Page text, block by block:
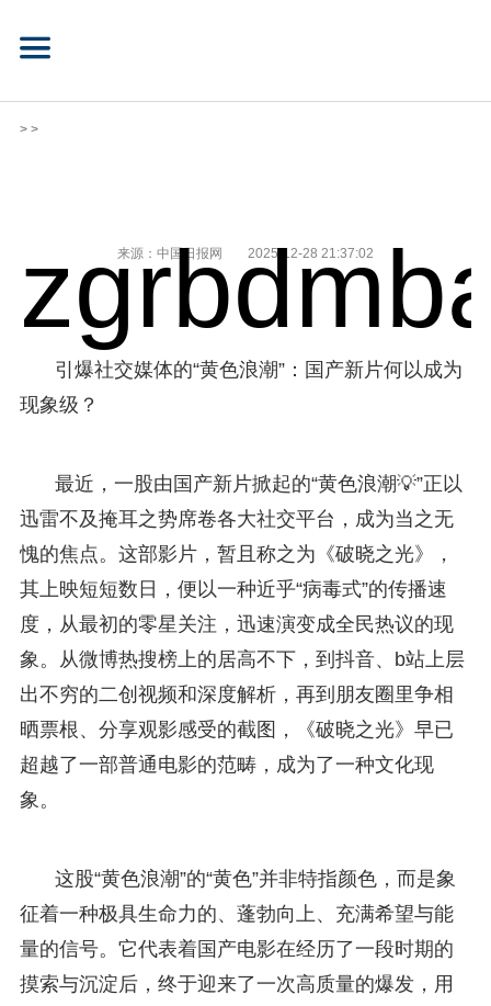
> >
来源：中国日报网 2025-12-28 21:37:02
引爆社交媒体的“黄色浪潮”：国产新片何以成为
现象级？
最近，一股由国产新片掀起的“黄色浪潮💡”正以
迅雷不及掩耳之势席卷各大社交平台，成为当之无
愧的焦点。这部影片，暂且称之为《破晓之光》，
其上映短短数日，便以一种近乎“病毒式”的传播速
度，从最初的零星关注，迅速演变成全民热议的现
象。从微博热搜榜上的居高不下，到抖音、b站上层
出不穷的二创视频和深度解析，再到朋友圈里争相
晒票根、分享观影感受的截图，《破晓之光》早已
超越了一部普通电影的范畴，成为了一种文化现
象。
这股“黄色浪潮”的“黄色”并非特指颜色，而是象
征着一种极具生命力的、蓬勃向上、充满希望与能
量的信号。它代表着国产电影在经历了一段时期的
摸索与沉淀后，终于迎来了一次高质量的爆发，用